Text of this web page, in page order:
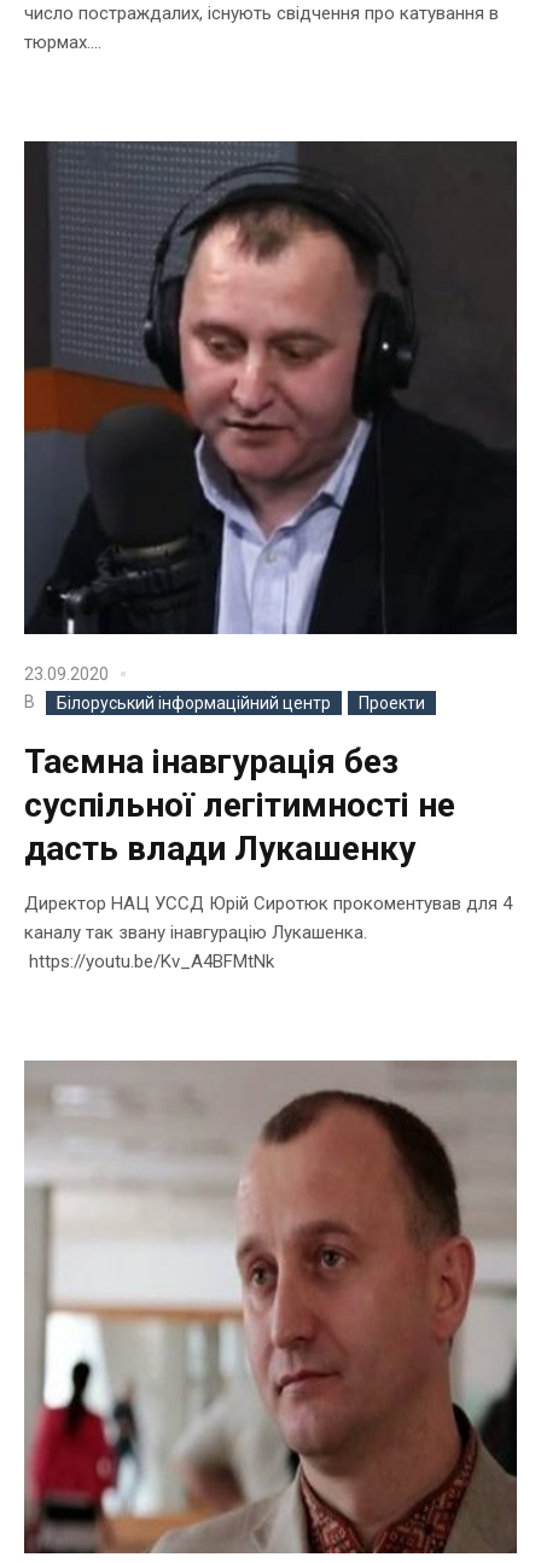
число постраждалих, існують свідчення про катування в
тюрмах....
23.09.2020
В
Білоруський інформаційний центр Проекти
Таємна інавгурація без
суспільної легітимності не
дасть влади Лукашенку
Директор НАЦ УССД Юрій Сиротюк прокоментував для 4
каналу так звану інавгурацію Лукашенка.
https://youtu.be/Kv_A4BFMtNk